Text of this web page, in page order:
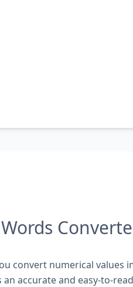
convert numerical values
accurate and easy-to-